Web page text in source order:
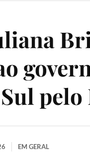
pelo
EM GERAL